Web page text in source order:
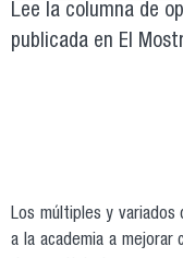
Lee la columna de
publicada en El
Los múltiples y variados
a la academia a